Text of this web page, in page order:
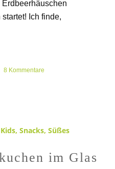
Ich finde,
8 Kommentare
Kids, Snacks, Süßes
im Glas